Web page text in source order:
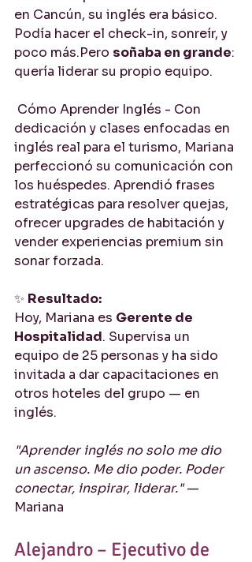
en Cancún, su inglés era básico.
Podía hacer el check-in, sonreír, y
poco más.Pero soñaba en grande:
quería liderar su propio equipo.
Cómo Aprender Inglés - Con
dedicación y clases enfocadas en
inglés real para el turismo, Mariana
perfeccionó su comunicación con
los huéspedes. Aprendió frases
estratégicas para resolver quejas,
ofrecer upgrades de habitación y
vender experiencias premium sin
sonar forzada.
✨ Resultado:
Hoy, Mariana es Gerente de
Hospitalidad. Supervisa un
equipo de 25 personas y ha sido
invitada a dar capacitaciones en
otros hoteles del grupo — en
inglés.
"Aprender inglés no solo me dio
un ascenso. Me dio poder. Poder
conectar, inspirar, liderar." —
Mariana
Alejandro – Ejecutivo de